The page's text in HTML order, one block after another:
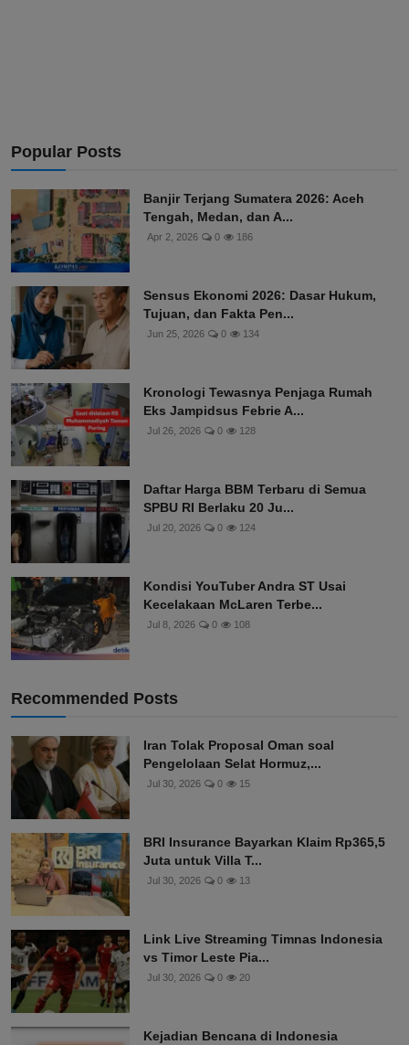
Popular Posts
Banjir Terjang Sumatera 2026: Aceh
Tengah, Medan, dan A...
Apr 2, 2026 0 186
Sensus Ekonomi 2026: Dasar Hukum,
Tujuan, dan Fakta Pen...
Jun 25, 2026 0 134
Kronologi Tewasnya Penjaga Rumah
Eks Jampidsus Febrie A...
Jul 26, 2026 0 128
Daftar Harga BBM Terbaru di Semua
SPBU RI Berlaku 20 Ju...
Jul 20, 2026 0 124
Kondisi YouTuber Andra ST Usai
Kecelakaan McLaren Terbe...
Jul 8, 2026 0 108
Recommended Posts
Iran Tolak Proposal Oman soal
Pengelolaan Selat Hormuz,...
Jul 30, 2026 0 15
BRI Insurance Bayarkan Klaim Rp365,5
Juta untuk Villa T...
Jul 30, 2026 0 13
Link Live Streaming Timnas Indonesia
vs Timor Leste Pia...
Jul 30, 2026 0 20
Kejadian Bencana di Indonesia